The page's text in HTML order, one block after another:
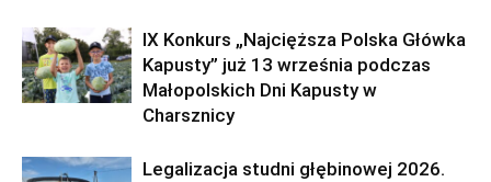
IX Konkurs „Najcięższa Polska Główka
Kapusty” już 13 września podczas
Małopolskich Dni Kapusty w
Charsznicy
Legalizacja studni głębinowej 2026.